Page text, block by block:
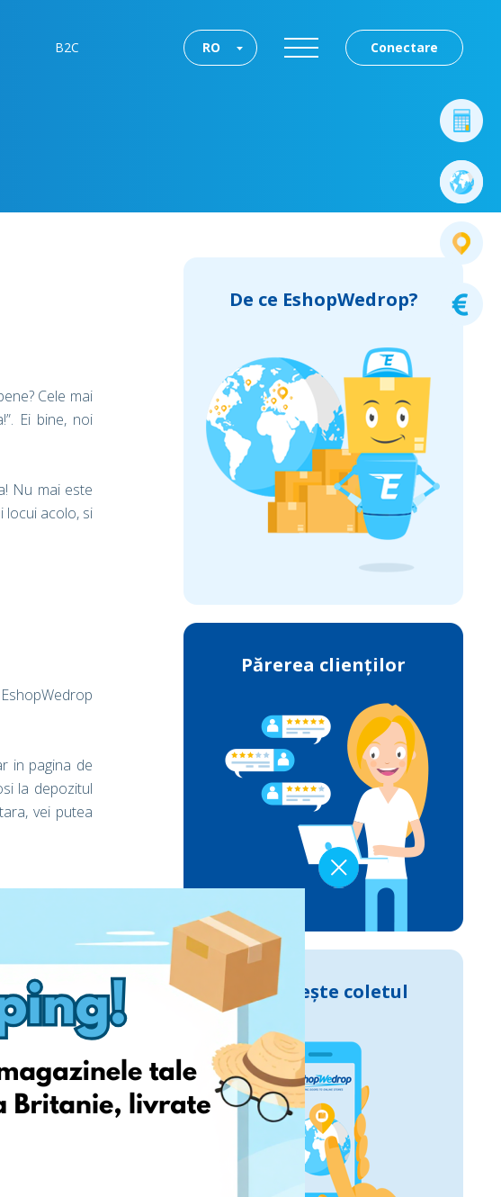
B2C Conectare
RO
Cele mai
Ei bine, noi
Nu mai este
locui acolo, si
in pagina de
la depozitul
vei putea
personale
la activarea
costuri ale
De ce EshopWedrop?
Părerea clienților
Urmărește coletul